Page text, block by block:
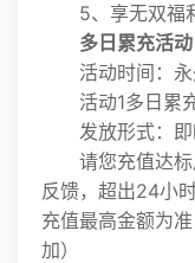
5、享无双福
多日累充活动
活动时间：永
活动1多日累充
发放形式：即
请您充值达标
反馈，超出24小
充值最高金额为
加）